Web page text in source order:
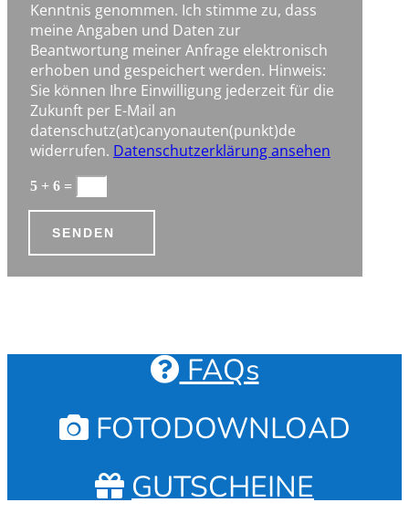
Kenntnis genommen. Ich stimme zu, dass
meine Angaben und Daten zur
Beantwortung meiner Anfrage elektronisch
erhoben und gespeichert werden. Hinweis:
Sie können Ihre Einwilligung jederzeit für die
Zukunft per E-Mail an
datenschutz(at)canyonauten(punkt)de
widerrufen. Datenschutzerklärung ansehen
5 + 6 =
SENDEN
FAQs
FOTODOWNLOAD
GUTSCHEINE